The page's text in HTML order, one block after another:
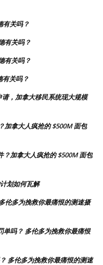
有关吗？
有关吗？
有关吗？
有关吗？
请，加拿大移民系统现大规模
加拿大人疯抢的 $500M 面包
？加拿大人疯抢的 $500M 面包
划如何瓦解
伦多为挽救你最痛恨的测速摄
单吗？ 多伦多为挽救你最痛恨
多伦多为挽救你最痛恨的测速